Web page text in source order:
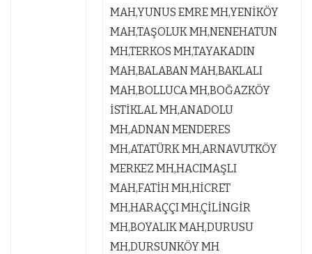
MAH,YUNUS EMRE MH,YENİKÖY
MAH,TAŞOLUK MH,NENEHATUN
MH,TERKOS MH,TAYAKADIN
MAH,BALABAN MAH,BAKLALI
MAH,BOLLUCA MH,BOĞAZKÖY
İSTİKLAL MH,ANADOLU
MH,ADNAN MENDERES
MH,ATATÜRK MH,ARNAVUTKÖY
MERKEZ MH,HACIMAŞLI
MAH,FATİH MH,HİCRET
MH,HARAÇÇI MH,ÇİLİNGİR
MH,BOYALIK MAH,DURUSU
MH,DURSUNKÖY MH